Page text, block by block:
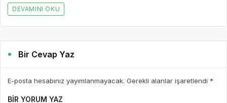
DEVAMINI OKU
Bir Cevap Yaz
E-posta hesabınız yayımlanmayacak. Gerekli alanlar işaretlendi *
BIR YORUM YAZ